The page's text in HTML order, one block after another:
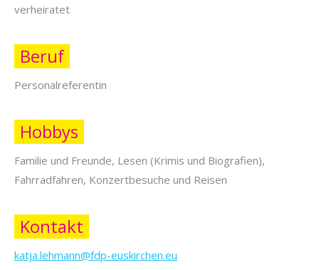
verheiratet
Beruf
Personalreferentin
Hobbys
Familie und Freunde, Lesen (Krimis und Biografien),
Fahrradfahren, Konzertbesuche und Reisen
Kontakt
katja.lehmann@fdp-euskirchen.eu